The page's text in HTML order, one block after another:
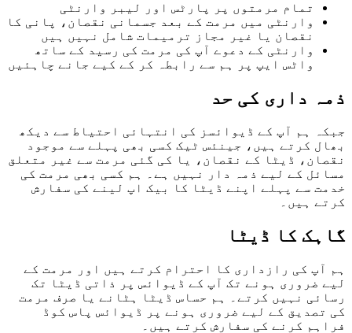
تمام مرمتوں پر پارٹس اور لیبر وارنٹی
وارنٹی میں مرمت کے بعد جسمانی نقصان، پانی کا
نقصان یا غیر مجاز ترمیمات شامل نہیں ہیں
وارنٹی کے دعوے آپ کی مرمت کی رسید کے ساتھ
واٹس ایپ پر ہم سے رابطہ کر کے کیے جانے چاہئیں
ذمہ داری کی حد
جبکہ ہم آپ کے ڈیوائسز کی انتہائی احتیاط سے دیکھ
بھال کرتے ہیں، جینئس ٹیک کسی بھی پہلے سے موجود
نقصان، ڈیٹا کے نقصان، یا کی گئی مرمت سے غیر متعلق
مسائل کے لیے ذمہ دار نہیں ہے۔ ہم کسی بھی مرمت کی
خدمت سے پہلے اپنے ڈیٹا کا بیک اپ لینے کی سفارش
کرتے ہیں۔
گاہک کا ڈیٹا
ہم آپ کی رازداری کا احترام کرتے ہیں اور مرمت کے
لیے ضروری ہونے تک آپ کے ڈیوائس پر ذاتی ڈیٹا تک
رسائی نہیں کرتے۔ ہم حساس ڈیٹا ہٹانے یا صرف مرمت
کی تصدیق کے لیے ضروری ہونے پر ڈیوائس پاس کوڈ
فراہم کرنے کی سفارش کرتے ہیں۔